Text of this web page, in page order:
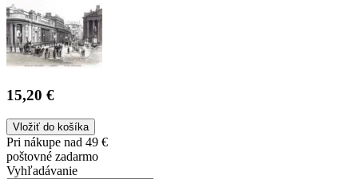
15,20 €
Vložiť do košíka
Pri nákupe nad 49 €
poštovné zadarmo
Vyhľadávanie